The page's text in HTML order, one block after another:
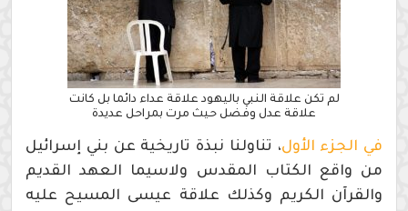
لم تكن علاقة النبي باليهود علاقة عداء دائما بل كانت
علاقة عدل وفضل حيث مرت بمراحل عديدة
في الجزء الأول، تناولنا نبذة تاريخية عن بني إسرائيل
من واقع الكتاب المقدس ولاسيما العهد القديم
والقرآن الكريم وكذلك علاقة عيسى المسيح عليه